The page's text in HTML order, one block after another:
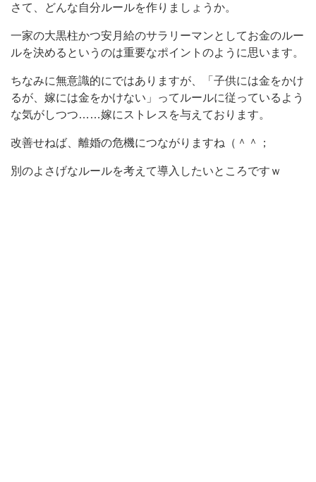
さて、どんな自分ルールを作りましょうか。
一家の大黒柱かつ安月給のサラリーマンとしてお金のルー
ルを決めるというのは重要なポイントのように思います。
ちなみに無意識的にではありますが、「子供には金をかけ
るが、嫁には金をかけない」ってルールに従っているよう
な気がしつつ……嫁にストレスを与えております。
改善せねば、離婚の危機につながりますね（＾＾；
別のよさげなルールを考えて導入したいところですｗ